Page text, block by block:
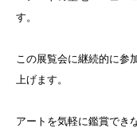
す。
この展覧会に継続的に参
上げます。
アートを気軽に鑑賞でき